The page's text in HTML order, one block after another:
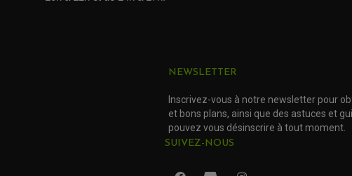
NEWSLETTER
Inscrivez-vous à notre newsletter pour
et bons plans, ainsi que des astuces et
pouvez vous désinscrire à tout moment.
SUIVEZ-NOUS